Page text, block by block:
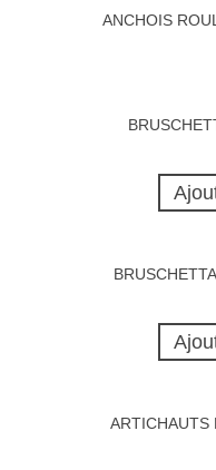
ANCHOIS
ARTICHAUTS